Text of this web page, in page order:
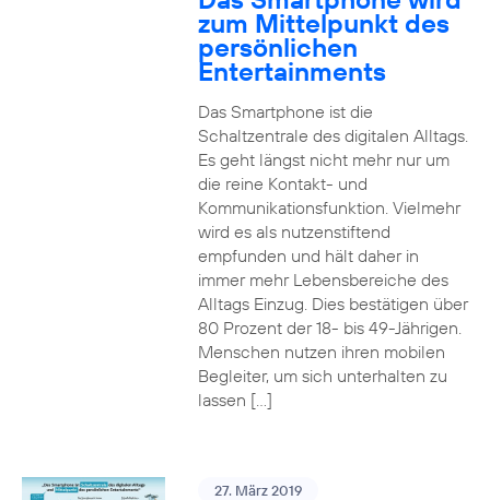
zum Mittelpunkt des
persönlichen
Entertainments
Das Smartphone ist die
Schaltzentrale des digitalen Alltags.
Es geht längst nicht mehr nur um
die reine Kontakt- und
Kommunikationsfunktion. Vielmehr
wird es als nutzenstiftend
empfunden und hält daher in
immer mehr Lebensbereiche des
Alltags Einzug. Dies bestätigen über
80 Prozent der 18- bis 49-Jährigen.
Menschen nutzen ihren mobilen
Begleiter, um sich unterhalten zu
lassen […]
27. März 2019